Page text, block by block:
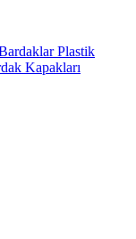
Plastik
Kapakları